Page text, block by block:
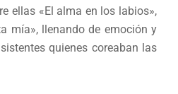
ellas «El alma en los labios»,
mía», llenando de emoción y
quienes coreaban las